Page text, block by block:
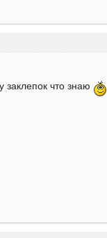
заклепок что знаю